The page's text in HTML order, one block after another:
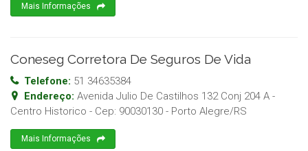
Mais Informações
Coneseg Corretora De Seguros De Vida
Telefone: 51 34635384
Endereço: Avenida Julio De Castilhos 132 Conj 204 A -
Centro Historico - Cep: 90030130 - Porto Alegre/RS
Mais Informações